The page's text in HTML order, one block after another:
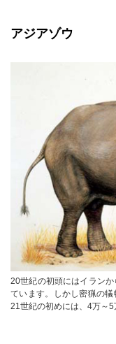
アジアゾウ
20世紀の初頭にはイラン
ています。しかし密猟の犠
21世紀の初めには、4万～5